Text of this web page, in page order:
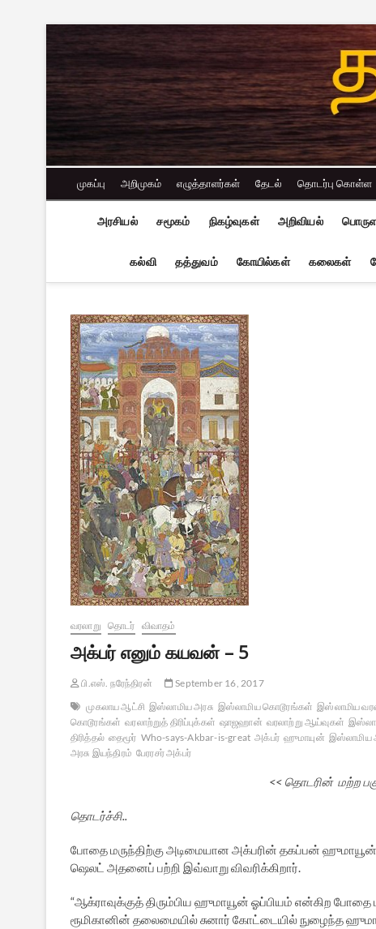
content
முகப்பு அறிமுகம் எழுத்தாளர்கள் தேடல் தொடர்பு கொள்ள
அரசியல் சமூகம் நிகழ்வுகள் அறிவியல்
கல்வி தத்துவம் கோயில்கள் கலைகள்
வரலாறு தொடர் விவாதம்
அக்பர் எனும் கயவன் – 5
பி.எஸ். நரேந்திரன்
September 16, 2017
முகலாய ஆட்சி இஸ்லாமிய அரசு இஸ்லாமிய கொடூரங்கள் இஸ்லாமிய
கொடூரங்கள் வரலாற்றுத் திரிப்புக்கள் ஷாஜஹான் வரலாற்று ஆய்வுகள்
திரித்தல் தைமூர் Who-says-Akbar-is-great அக்பர் ஹுமாயுன் இஸ்லாமிய
அரசு இயந்திரம் பேரரசர் அக்பர்
<< தொடரின் மற்ற
தொடர்ச்சி..
போதை மருந்திற்கு அடிமையான அக்பரின் தகப்பன்
ஷெலட் அதனைப் பற்றி இவ்வாறு விவரிக்கிறார்.
“ஆக்ராவுக்குத் திரும்பிய ஹுமாயூன் ஓப்பியம் என்கிற
ரூமிகானின் தலைமையில் சுனார் கோட்டையில் நுழைந்த